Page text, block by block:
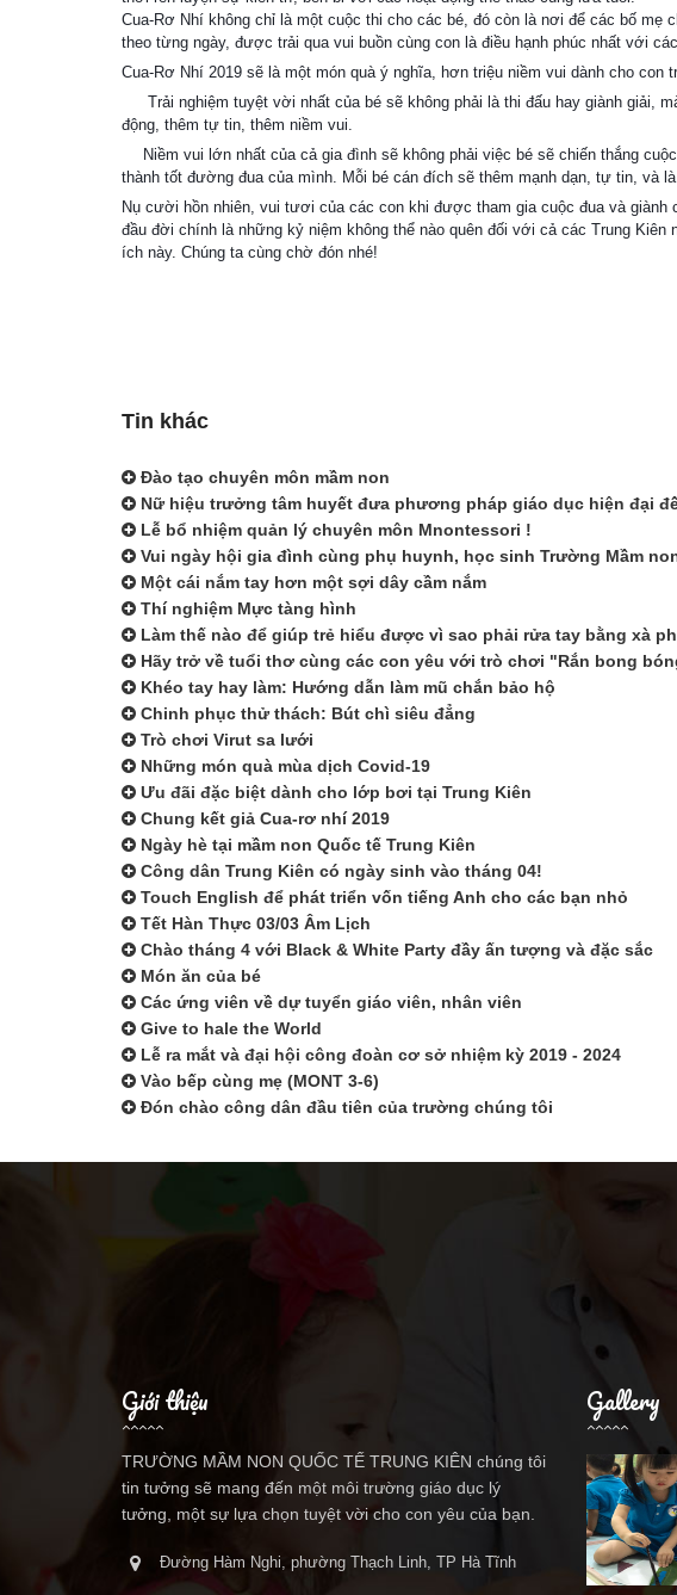
Cua-Rơ Nhí không chỉ là một cuộc thi cho các bé, đó còn là nơi để các bố
theo từng ngày, được trải qua vui buồn cùng con là điều hạnh phúc nhất với
Cua-Rơ Nhí 2019 sẽ là một món quà ý nghĩa, hơn triệu niềm vui dành cho con
Trải nghiệm tuyệt vời nhất của bé sẽ không phải là thi đấu hay giành giải,
động, thêm tự tin, thêm niềm vui.
Niềm vui lớn nhất của cả gia đình sẽ không phải việc bé sẽ chiến thắng
thành tốt đường đua của mình. Mỗi bé cán đích sẽ thêm mạnh dạn, tự tin, và
Nụ cười hồn nhiên, vui tươi của các con khi được tham gia cuộc đua và
đầu đời chính là những kỷ niệm không thể nào quên đối với cả các Trung
ích này. Chúng ta cùng chờ đón nhé!
Tin khác
Đào tạo chuyên môn mầm non
Nữ hiệu trưởng tâm huyết đưa phương pháp giáo dục hiện đại
Lễ bổ nhiệm quản lý chuyên môn Mnontessori !
Vui ngày hội gia đình cùng phụ huynh, học sinh Trường Mầm
Một cái nắm tay hơn một sợi dây cầm nắm
Thí nghiệm Mực tàng hình
Làm thế nào để giúp trẻ hiểu được vì sao phải rửa tay bằng xà
Hãy trở về tuổi thơ cùng các con yêu với trò chơi "Rắn bong
Khéo tay hay làm: Hướng dẫn làm mũ chắn bảo hộ
Chinh phục thử thách: Bút chì siêu đẳng
Trò chơi Virut sa lưới
Những món quà mùa dịch Covid-19
Ưu đãi đặc biệt dành cho lớp bơi tại Trung Kiên
Chung kết giả Cua-rơ nhí 2019
Ngày hè tại mầm non Quốc tế Trung Kiên
Công dân Trung Kiên có ngày sinh vào tháng 04!
Touch English để phát triển vốn tiếng Anh cho các bạn nhỏ
Tết Hàn Thực 03/03 Âm Lịch
Chào tháng 4 với Black & White Party đầy ấn tượng và đặc sắc
Món ăn của bé
Các ứng viên về dự tuyển giáo viên, nhân viên
Give to hale the World
Lễ ra mắt và đại hội công đoàn cơ sở nhiệm kỳ 2019 - 2024
Vào bếp cùng mẹ (MONT 3-6)
Đón chào công dân đầu tiên của trường chúng tôi
Giới thiệu
TRƯỜNG MẦM NON QUỐC TẾ TRUNG KIÊN chúng tôi
tin tưởng sẽ mang đến một môi trường giáo dục lý
tưởng, một sự lựa chọn tuyệt vời cho con yêu của bạn.
Đường Hàm Nghi, phường Thạch Linh, TP Hà Tĩnh
Gallery